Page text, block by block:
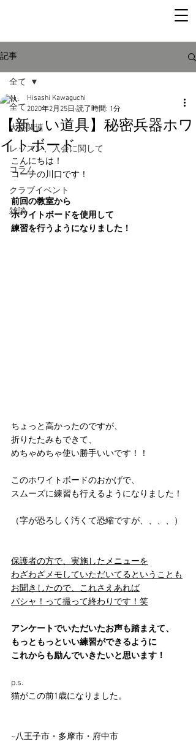
記事
全て
大会関連
レッスン、入会に関して
コラム
クラブイベント
雑談
全て
【新しい道具】秘密兵器ホワ
イトボード
Hisashi Kawaguchi
2020年2月25日 読了時間: 1分
こんにちは！
コーチの川口です！
前回の教室から
ホワイトボードを使用して
練習を行うようになりました！
ちょっと高かったのですが、
折りたたみもできて、
めちゃめちゃ使い勝手いいです！！
このホワイトボードのおかげで、
スムーズに練習も行えるようになりました！
（字が恐ろしく汚くて恐縮ですが、、、、）
保護者の方で、実施したメニューを
わざわざメモしていただいてるということも
お聞きしたので、これさえあれば
パシャ！って撮って終わりです！笑
アンケートでいただいたお声も踏まえて、
もっともっといい練習ができるように
これからも励んでいきたいと思います！
p.s.
猫がこの前1歳になりました。
~八王子市・多摩市・府中市